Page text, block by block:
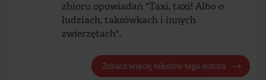
zbioru opowiadań "Taxi, taxi! Albo o
ludziach, taksówkach i innych
zwierzętach".
Zobacz więcej tekstów tego autora